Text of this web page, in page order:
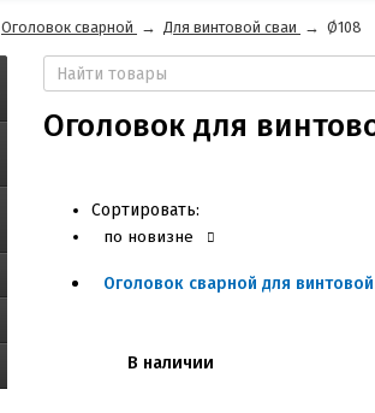
Оголовок сварной → Для винтовой сваи → Ø108
Оголовок для
Сортировать:
по новизне
Оголовок сварной для
В наличии